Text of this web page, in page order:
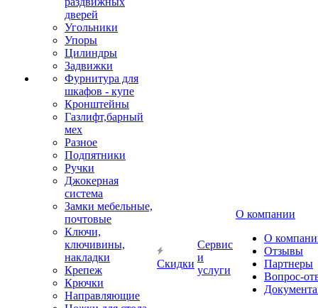
дверей
Угольники
Упоры
Цилиндры
Задвижки
Фурнитура для
шкафов - купе
Кронштейны
Газлифт,барный
мех
Разное
Подпятники
Ручки
Джокерная
система
Замки мебельные,
почтовые
Ключи,
ключивины,
накладки
Крепеж
Крючки
Направляющие
Скидки
Сервис
и
услуги
О компании
О
Отзывы
Партнеры
Вопрос-